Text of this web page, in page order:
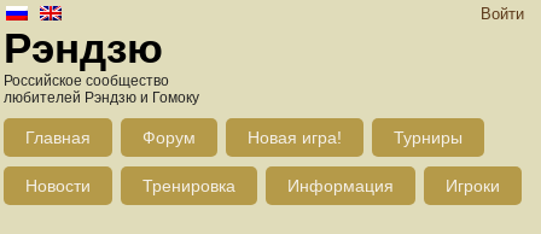
Войти
Рэндзю
Российское сообщество
любителей Рэндзю и Гомоку
Главная Форум Новая игра! Турниры
Новости Тренировка Информация Игроки